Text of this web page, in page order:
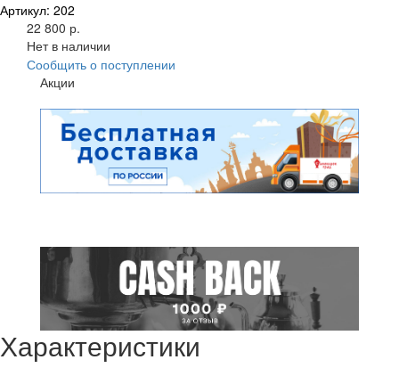
Артикул: 202
22 800 р.
Нет в наличии
Сообщить о поступлении
Акции
Характеристики